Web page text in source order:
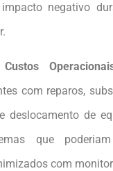
negativo
com reparos,
deslocamento de
que
com